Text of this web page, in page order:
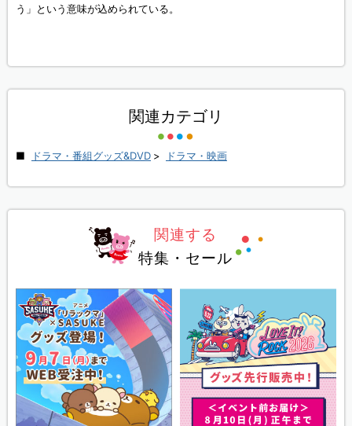
う」という意味が込められている。
関連カテゴリ
ドラマ・番組グッズ&DVD > ドラマ・映画
関連する
特集・セール